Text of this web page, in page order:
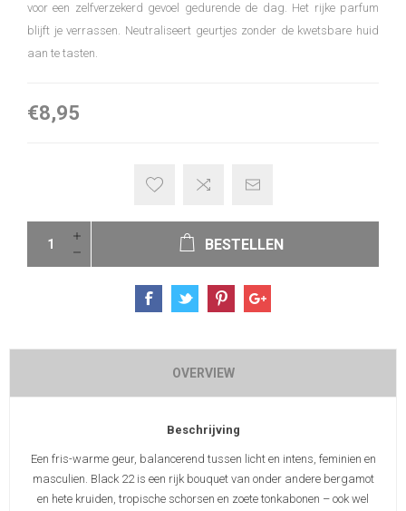
voor een zelfverzekerd gevoel gedurende de dag. Het rijke parfum
blijft je verrassen. Neutraliseert geurtjes zonder de kwetsbare huid
aan te tasten.
€8,95
BESTELLEN
OVERVIEW
Beschrijving
Een fris-warme geur, balancerend tussen licht en intens, feminien en
masculien. Black 22 is een rijk bouquet van onder andere bergamot
en hete kruiden, tropische schorsen en zoete tonkabonen – ook wel